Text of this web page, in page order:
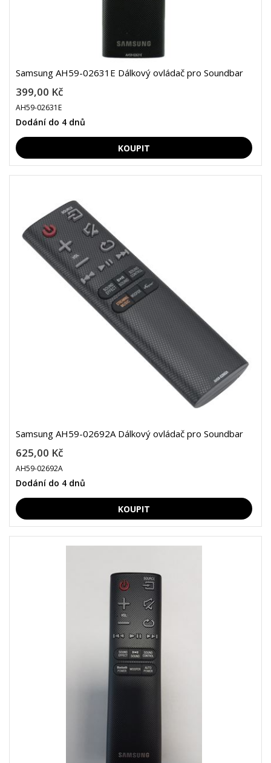
Samsung AH59-02631E Dálkový ovládač pro Soundbar
399,00 Kč
AH59-02631E
Dodání do 4 dnů
Samsung AH59-02692A Dálkový ovládač pro Soundbar
625,00 Kč
AH59-02692A
Dodání do 4 dnů